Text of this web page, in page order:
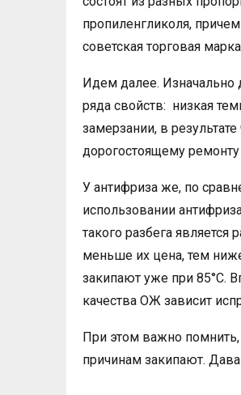
пропиленгликоля,
советская торговая
Идем далее. Изначально
ряда свойств: низкая
замерзании, в
дорогостоящему
У антифриза же, по
использовании
такого разбега
меньше их цена, тем
закипают уже при 85°C.
качества ОЖ зависит
При этом важно
причинам закипают.